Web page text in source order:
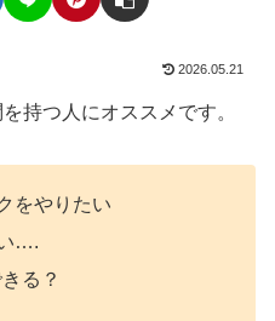
2026.05.21
持つ人にオススメです。
をやりたい
….
る？